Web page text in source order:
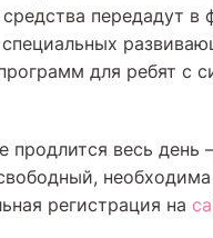
передадут в
для ребят с
продлится весь день
необходима
регистрация на